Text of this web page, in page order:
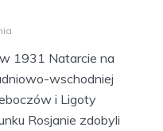
1931 Natarcie na
wschodniej
i Ligoty
Rosjanie zdobyli